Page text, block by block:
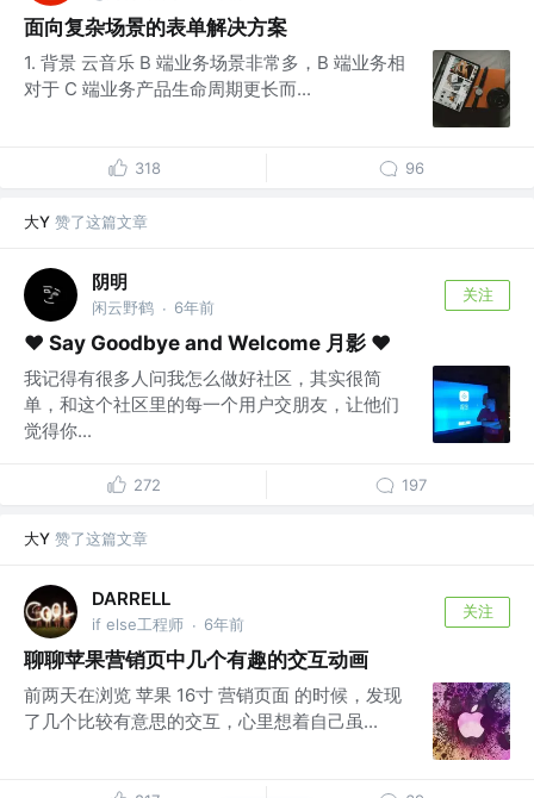
面向复杂场景的表单解决方案
1. 背景 云音乐 B 端业务场景非常多，B 端业务相
对于 C 端业务产品生命周期更长而...
318 96
大Y 赞了这篇文章
阴明
闲云野鹤 · 6年前
关注
❤️ Say Goodbye and Welcome 月影 ❤️
我记得有很多人问我怎么做好社区，其实很简
单，和这个社区里的每一个用户交朋友，让他们
觉得你...
272 197
大Y 赞了这篇文章
DARRELL
if else工程师 · 6年前
关注
聊聊苹果营销页中几个有趣的交互动画
前两天在浏览 苹果 16寸 营销页面 的时候，发现
了几个比较有意思的交互，心里想着自己虽...